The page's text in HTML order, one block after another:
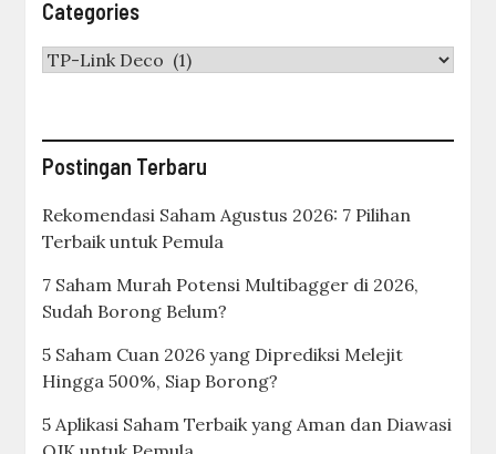
Categories
Categories
Postingan Terbaru
Rekomendasi Saham Agustus 2026: 7 Pilihan
Terbaik untuk Pemula
7 Saham Murah Potensi Multibagger di 2026,
Sudah Borong Belum?
5 Saham Cuan 2026 yang Diprediksi Melejit
Hingga 500%, Siap Borong?
5 Aplikasi Saham Terbaik yang Aman dan Diawasi